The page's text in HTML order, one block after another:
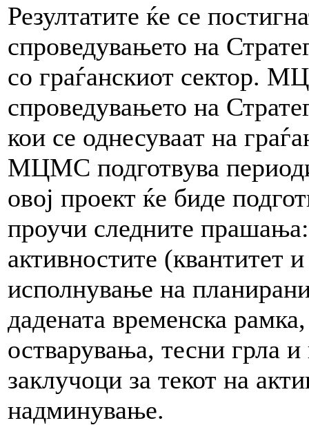
Резултатите ќе се
спроведувањето на
со граѓанскиот сектор.
спроведувањето на
кои се однесуваат на
МЦМС подготвува
овој проект ќе биде
проучи следните
активностите (квантитет
исполнување на
дадената временска
остварувања, тесни грла
заклучоци за текот на
надминување.